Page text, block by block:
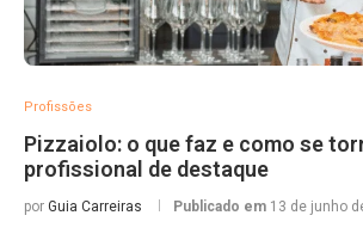
Profissões
Pizzaiolo: o que faz e como se
profissional de destaque
por Guia Carreiras Publicado em 13 de junho